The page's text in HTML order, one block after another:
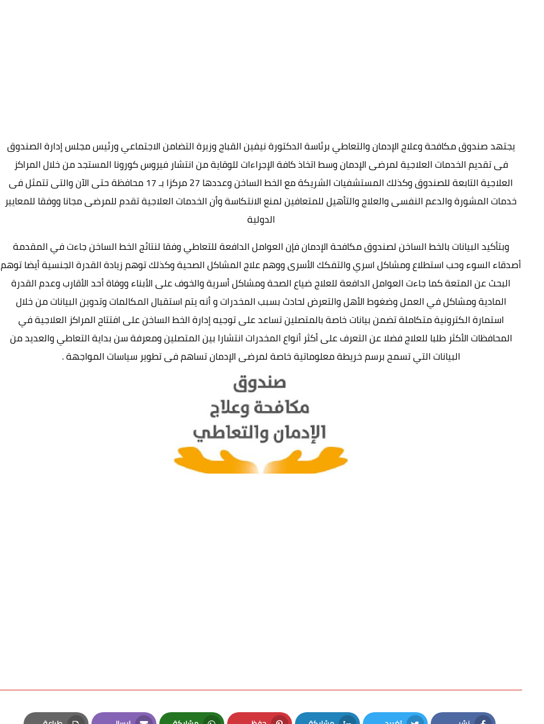
يجتهد صندوق مكافحة وعلاج الإدمان والتعاطي برئاسة الدكتورة نيفين القباج وزيرة التضامن الاجتماعي ورئيس مجلس إدارة الصندوق
فى تقديم الخدمات العلاجية لمرضى الإدمان وسط اتخاذ كافة الإجراءات للوقاية من انتشار فيروس كورونا المستجد من خلال المراكز
العلاجية التابعة للصندوق وكذلك المستشفيات الشريكة مع الخط الساخن وعددها 27 مركزا بـ 17 محافظة حتى الآن والتى تتمثل فى
خدمات المشورة والدعم النفسى والعلاج والتأهيل للمتعافين لمنع الانتكاسة وأن الخدمات العلاجية تقدم للمرضى مجانا ووفقا للمعايير
الدولية
وبتأكيد البيانات بالخط الساخن لصندوق مكافحة الإدمان فإن العوامل الدافعة للتعاطي وفقا لنتائج الخط الساخن جاءت في المقدمة
أصدقاء السوء وحب استطلاع ومشاكل اسري والتفكك الأسرى ووهم علاج المشاكل الصحية وكذلك توهم زيادة القدرة الجنسية أيضا توهم
البحث عن المتعة كما جاءت العوامل الدافعة للعلاج ضياع الصحة ومشاكل أسرية والخوف على الأبناء ووفاة أحد الأقارب وعدم القدرة
المادية ومشاكل في العمل وضغوط الأهل والتعرض لحادث بسبب المخدرات و أنه يتم استقبال المكالمات وتدوين البيانات من خلال
استمارة الكترونية متكاملة تضمن بيانات خاصة بالمتصلين تساعد على توجيه إدارة الخط الساخن على افتتاح المراكز العلاجية في
المحافظات الأكثر طلبا للعلاج فضلا عن التعرف على أكثر أنواع المخدرات انتشارا بين المتصلين ومعرفة سن بداية التعاطي والعديد من
البيانات التي تسمح برسم خريطة معلوماتية خاصة لمرضى الإدمان تساهم فى تطوير سياسات المواجهة .